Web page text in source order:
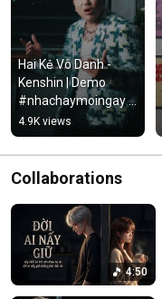
Hai Kẻ Vô Danh -
Kenshin | Demo
#nhachaymoingay
#tamtrang
4.9K views
Collaborations
4:50